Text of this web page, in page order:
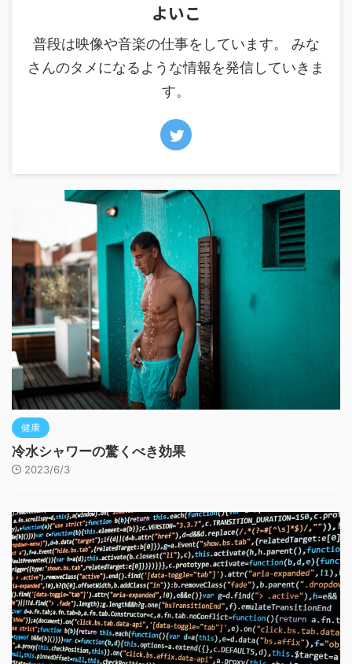
よいこ
普段は映像や音楽の仕事をしています。 みな
さんのタメになるような情報を発信していきま
す。
健康
冷水シャワーの驚くべき効果
2023/6/3